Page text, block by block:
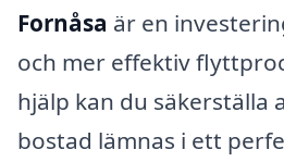
Fornåsa är en
och mer effektiv
hjälp kan du säkerställa
bostad lämnas i ett